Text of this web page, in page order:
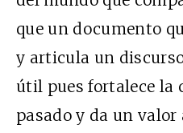
que un documento
y articula un
útil pues fortalece la
pasado y da un